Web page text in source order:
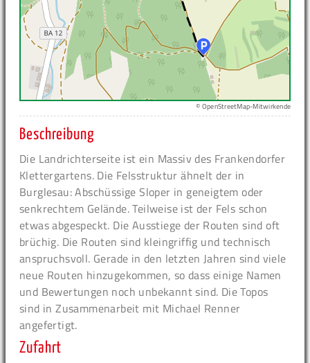
© OpenStreetMap-Mitwirkende
Beschreibung
Die Landrichterseite ist ein Massiv des Frankendorfer
Klettergartens. Die Felsstruktur ähnelt der in
Burglesau: Abschüssige Sloper in geneigtem oder
senkrechtem Gelände. Teilweise ist der Fels schon
etwas abgespeckt. Die Ausstiege der Routen sind oft
brüchig. Die Routen sind kleingriffig und technisch
anspruchsvoll. Gerade in den letzten Jahren sind viele
neue Routen hinzugekommen, so dass einige Namen
und Bewertungen noch unbekannt sind. Die Topos
sind in Zusammenarbeit mit Michael Renner
angefertigt.
Zufahrt